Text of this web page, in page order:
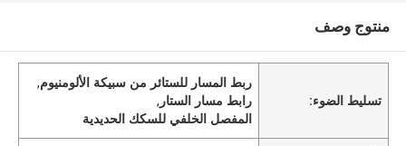
منتوج وصف
تسليط الضوء:
ربط المسار للستائر من سبيكة الألومنيوم,
رابط مسار الستار ,
المفصل الخلفي للسكك الحديدية